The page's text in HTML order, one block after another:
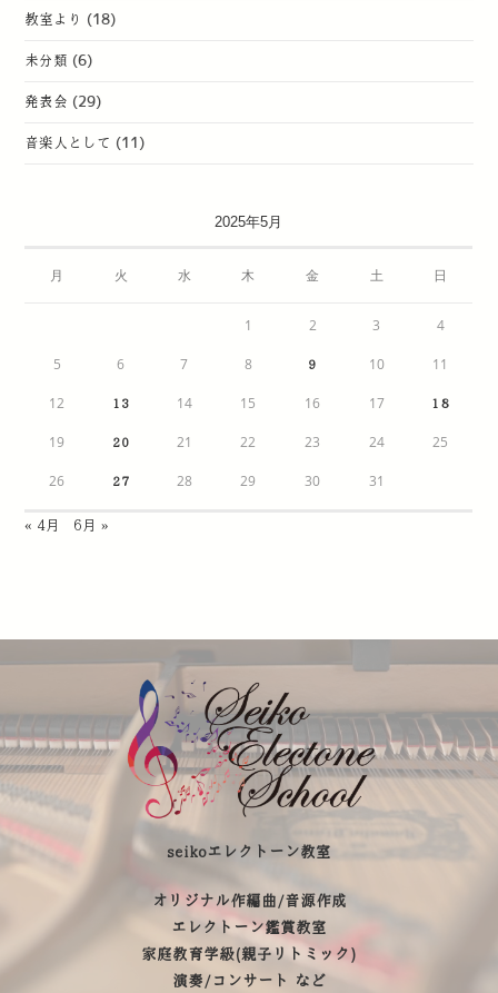
教室より (18)
未分類 (6)
発表会 (29)
音楽人として (11)
2025年5月
月 火 水 木 金 土 日
1 2 3 4
5 6 7 8 9 10 11
12 13 14 15 16 17 18
19 20 21 22 23 24 25
26 27 28 29 30 31
« 4月 6月 »
seikoエレクトーン教室
オリジナル作編曲/音源作成
エレクトーン鑑賞教室
家庭教育学級(親子リトミック)
演奏/コンサート など